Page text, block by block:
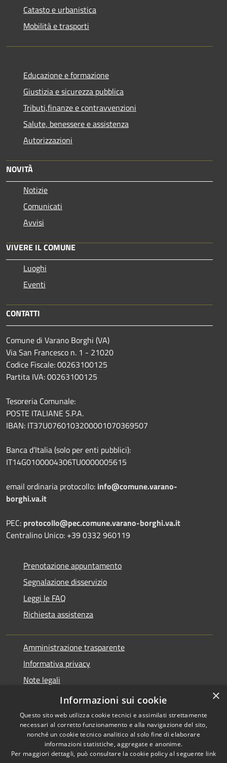
Catasto e urbanistica
Mobilità e trasporti
Educazione e formazione
Giustizia e sicurezza pubblica
Tributi,finanze e contravvenzioni
Salute, benessere e assistenza
Autorizzazioni
NOVITÀ
Notizie
Comunicati
Avvisi
VIVERE IL COMUNE
Luoghi
Eventi
CONTATTI
Comune di Varano Borghi (VA)
Via San Francesco n. 1 - 21020
Codice Fiscale: 00263100125
Partita IVA: 00263100125
Tesoreria Comunale:
POSTE ITALIANE S.P.A.
IBAN: IT37U0760103200001070369507
Banca d’Italia (solo per enti pubblici):
IT14G0100004306TU0000005615
email ordinaria protocollo: info@comune.varano-
borghi.va.it
PEC: protocollo@pec.comune.varano-borghi.va.it
Centralino Unico: +39 0332 960119
Prenotazione appuntamento
Segnalazione disservizio
Leggi le FAQ
Richiesta assistenza
Amministrazione trasparente
Informativa privacy
Note legali
Dichiarazione di accessibilità
Accessibilità
Copyright © 2026 • Comune di
Varano Borghi • Powered by
×
Informazioni sui cookie
Questo sito web utilizza cookie tecnici e assimilati strettamente
necessari al corretto funzionamento e alla navigazione del sito,
nonché un cookie tecnico analitico al solo fine di elaborare
informazioni statistiche, aggregate e anonime.
Per maggiori dettagli, può consultare la cookie policy al seguente link